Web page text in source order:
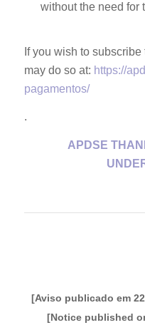
without the need for
If you wish to
may do so at: https://
pagamentos/
.
APDSE
[Aviso publicado em
[Notice published